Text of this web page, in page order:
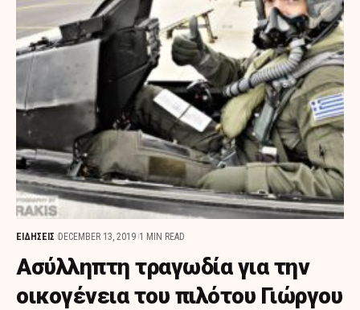
ΕΙΔΗΣΕΙΣ DECEMBER 13, 2019 1 MIN READ
Ασύλληπτη τραγωδία για την
οικογένεια του πιλότου Γιώργου